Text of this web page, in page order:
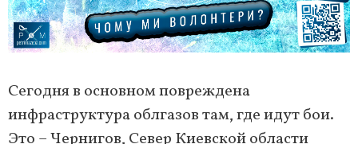
Сегодня в основном повреждена
инфраструктура облгазов там, где идут бои.
Это – Чернигов, Север Киевской области